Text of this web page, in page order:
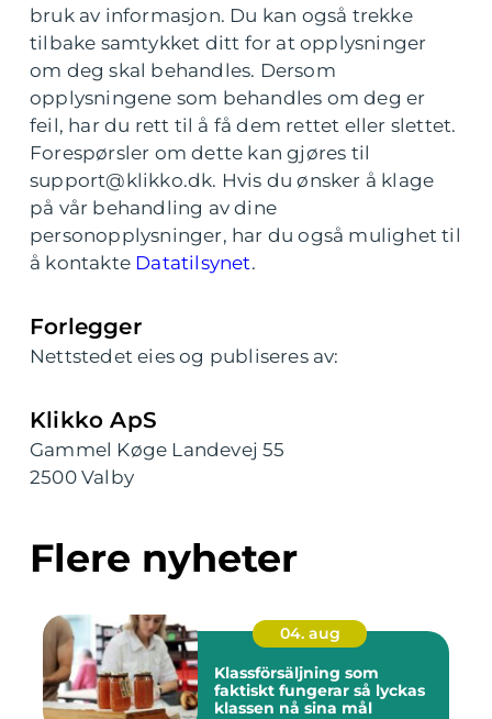
bruk av informasjon. Du kan også trekke
tilbake samtykket ditt for at opplysninger
om deg skal behandles. Dersom
opplysningene som behandles om deg er
feil, har du rett til å få dem rettet eller slettet.
Forespørsler om dette kan gjøres til
support@klikko.dk. Hvis du ønsker å klage
på vår behandling av dine
personopplysninger, har du også mulighet til
å kontakte Datatilsynet.
Forlegger
Nettstedet eies og publiseres av:
Klikko ApS
Gammel Køge Landevej 55
2500 Valby
Flere nyheter
04. aug
Klassförsäljning som
faktiskt fungerar så lyckas
klassen nå sina mål